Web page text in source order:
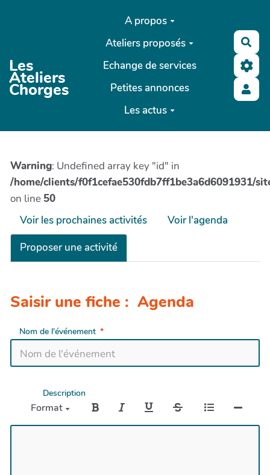
Aller au contenu principal
Les
Ateliers
Chorges
A propos
Ateliers proposés
Echange de services
Petites annonces
Les actus
Warning: Undefined array key "id" in
/home/clients/f0f1cefae530fdb7ff1be3a6d6091931/
on line 50
Voir les prochaines activités
Voir l'agenda
Proposer une activité
Saisir une fiche : Agenda
Nom de l'événement
Description
Format